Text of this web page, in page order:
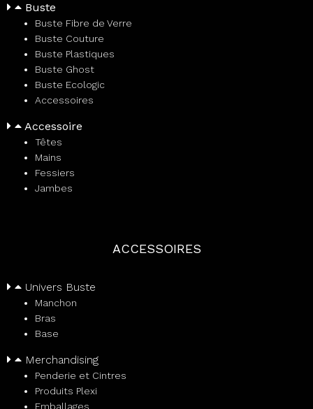
Buste
Buste Fibre de Verre
Buste Couture
Buste Plastiques
Buste Ghost
Buste Ecologic
Accessoires
Accessoire
Têtes
Mains
Fessiers
Jambes
ACCESSOIRES
Univers Buste
Manchon
Bras
Base
Merchandising
Penderie et Cintres
Produits Plexi
Emballages